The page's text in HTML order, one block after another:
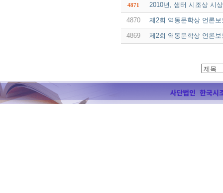
4871 2010년, 샘터 시조상 시
4870 제2회 역동문학상 언론
4869 제2회 역동문학상 언론